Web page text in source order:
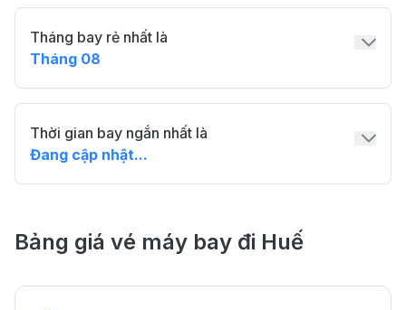
Tháng bay rẻ nhất là
Tháng 08
Thời gian bay ngắn nhất là
Đang cập nhật...
Bảng giá vé máy bay đi Huế